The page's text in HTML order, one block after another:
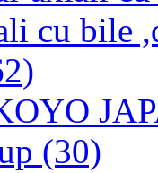
cu bile
(30)